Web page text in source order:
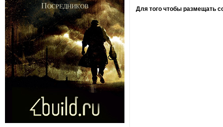
Для того чтобы размещать